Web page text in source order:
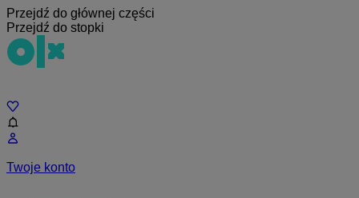
Przejdź do głównej części
Przejdź do stopki
Twoje konto